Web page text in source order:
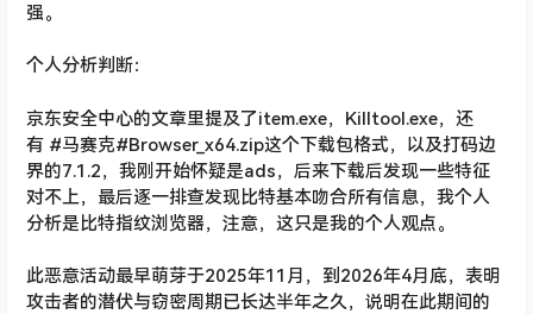
强。
个人分析判断：
京东安全中心的文章里提及了item.exe，Killtool.exe，还
有 #马赛克#Browser_x64.zip这个下载包格式，以及打码边
界的7.1.2，我刚开始怀疑是ads，后来下载后发现一些特征
对不上，最后逐一排查发现比特基本吻合所有信息，我个人
分析是比特指纹浏览器，注意，这只是我的个人观点。
此恶意活动最早萌芽于2025年11月，到2026年4月底，表明
攻击者的潜伏与窃密周期已长达半年之久，说明在此期间的